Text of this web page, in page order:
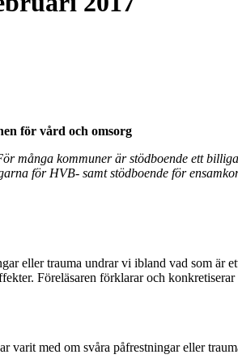
för vård och omsorg
många kommuner är stödboende ett
för HVB- samt stödboende för
eller trauma undrar vi ibland vad som är
Föreläsaren förklarar och
varit med om svåra påfrestningar eller